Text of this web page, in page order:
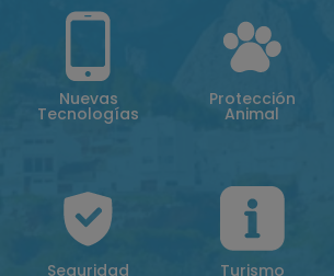
Nuevas
Tecnologías
Protección
Animal
Seguridad Turismo